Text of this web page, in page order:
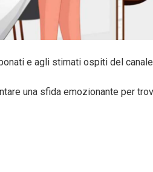
e agli stimati ospiti del
una sfida emozionante per